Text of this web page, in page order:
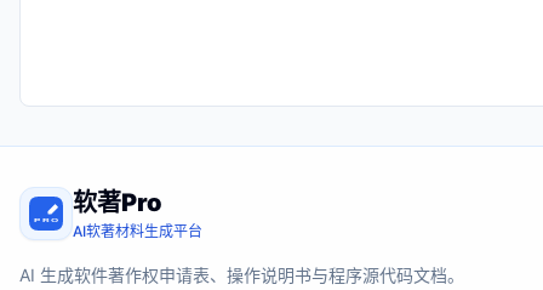
软著Pro
AI软著材料生成平台
AI 生成软件著作权申请表、操作说明书与程序源代码文档。